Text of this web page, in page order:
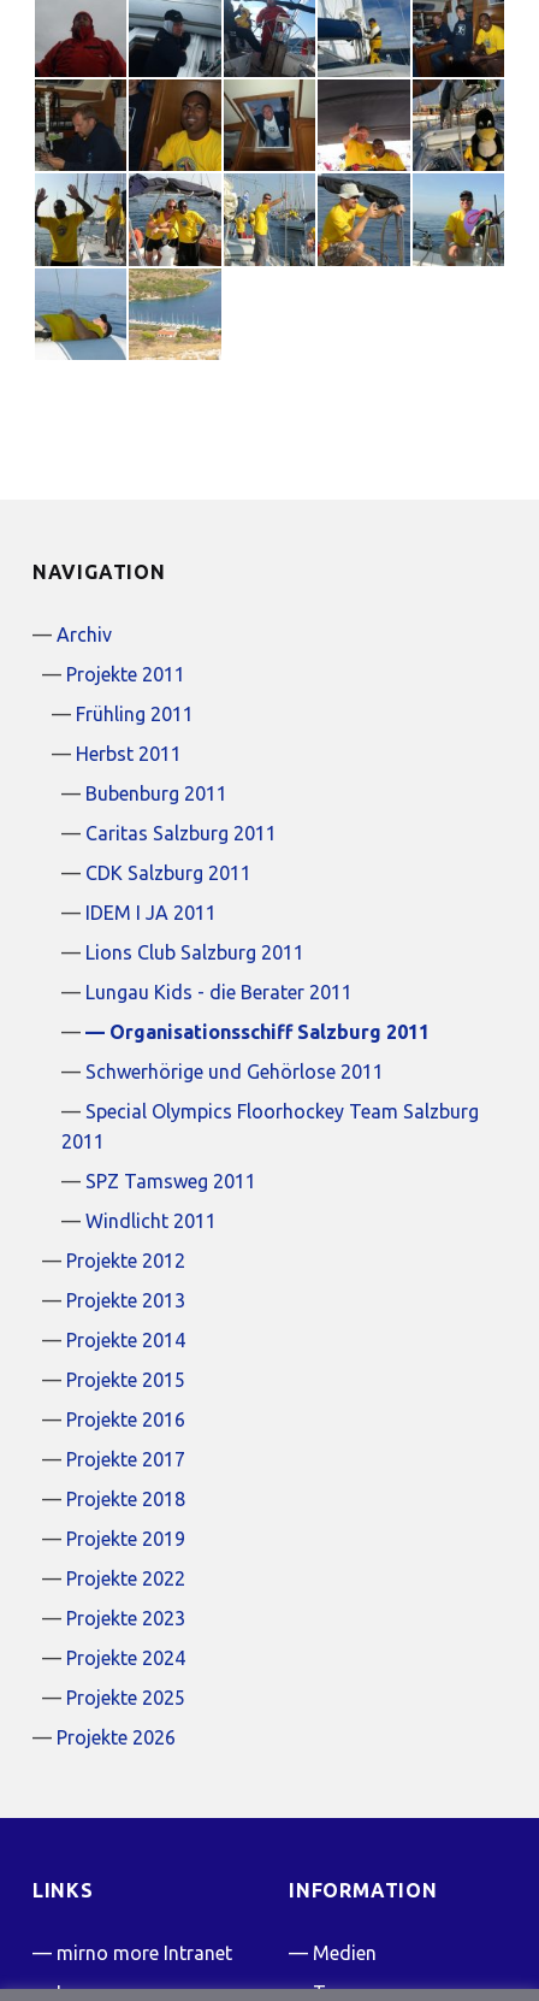
NAVIGATION
Archiv
Projekte 2011
Frühling 2011
Herbst 2011
Bubenburg 2011
Caritas Salzburg 2011
CDK Salzburg 2011
IDEM I JA 2011
Lions Club Salzburg 2011
Lungau Kids - die Berater 2011
Organisationsschiff Salzburg 2011
Schwerhörige und Gehörlose 2011
Special Olympics Floorhockey Team Salzburg
2011
SPZ Tamsweg 2011
Windlicht 2011
Projekte 2012
Projekte 2013
Projekte 2014
Projekte 2015
Projekte 2016
Projekte 2017
Projekte 2018
Projekte 2019
Projekte 2022
Projekte 2023
Projekte 2024
Projekte 2025
Projekte 2026
LINKS
mirno more Intranet
Impressum
INFORMATION
Medien
Team